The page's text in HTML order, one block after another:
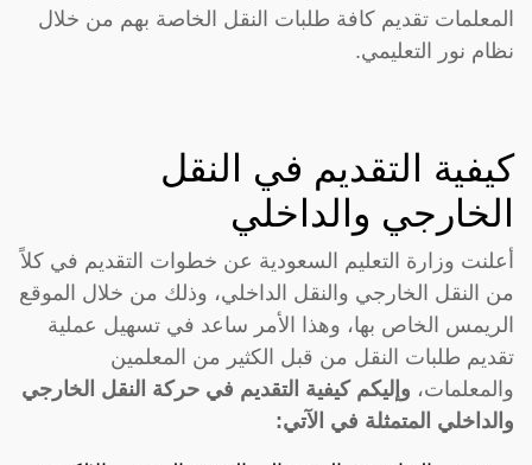
المعلمات تقديم كافة طلبات النقل الخاصة بهم من خلال
نظام نور التعليمي.
كيفية التقديم في النقل
الخارجي والداخلي
أعلنت وزارة التعليم السعودية عن خطوات التقديم في كلاً
من النقل الخارجي والنقل الداخلي، وذلك من خلال الموقع
الريمس الخاص بها، وهذا الأمر ساعد في تسهيل عملية
تقديم طلبات النقل من قبل الكثير من المعلمين
والمعلمات، وإليكم كيفية التقديم في حركة النقل الخارجي
والداخلي المتمثلة في الآتي: